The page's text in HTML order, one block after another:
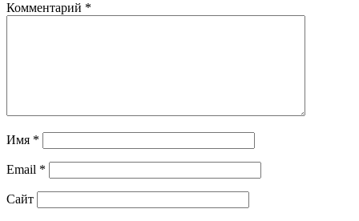
Комментарий *
Имя *
Email *
Сайт